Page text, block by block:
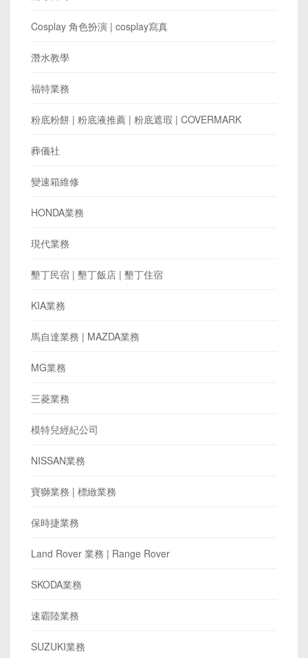
Cosplay 角色扮演 | cosplay寫真
潛水教學
福特業務
粉底粉餅 | 粉底液推薦 | 粉底遮瑕 | COVERMARK
葬儀社
變速箱維修
HONDA業務
現代業務
墾丁民宿 | 墾丁飯店 | 墾丁住宿
KIA業務
馬自達業務 | MAZDA業務
MG業務
三菱業務
模特兒經紀公司
NISSAN業務
寶獅業務 | 標緻業務
保時捷業務
Land Rover 業務 | Range Rover
SKODA業務
速霸陸業務
SUZUKI業務